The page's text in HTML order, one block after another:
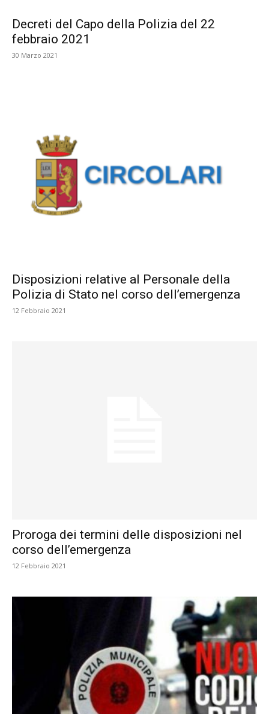
Decreti del Capo della Polizia del 22
febbraio 2021
30 Marzo 2021
Disposizioni relative al Personale della
Polizia di Stato nel corso dell’emergenza
12 Febbraio 2021
Proroga dei termini delle disposizioni nel
corso dell’emergenza
12 Febbraio 2021